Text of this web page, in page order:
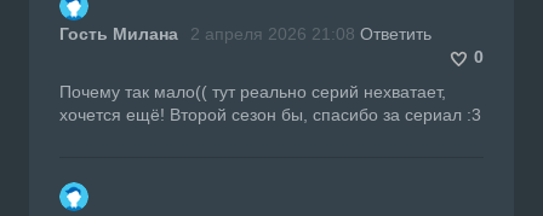
Гость Милана 2 апреля 2026 21:08 Ответить
0
Почему так мало(( тут реально серий нехватает,
хочется ещё! Второй сезон бы, спасибо за сериал :3